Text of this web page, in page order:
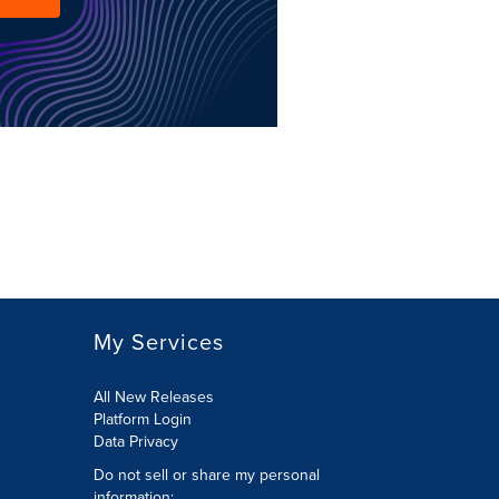
My Services
All New Releases
Platform Login
Data Privacy
Do not sell or share my personal